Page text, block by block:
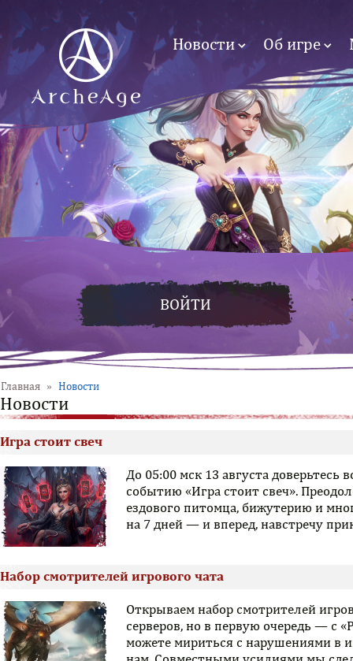
Новости Об игре
ВОЙТИ
Главная » Новости
Новости
Игра стоит свеч
До 05:00 мск 13 августа доверьтесь
событию «Игра стоит свеч».
ездового питомца, бижутерию и
на 7 дней — и вперед, навстречу
Набор смотрителей игрового чата
Открываем набор смотрителей
серверов, но в первую очередь — с
можете мириться с нарушениями в